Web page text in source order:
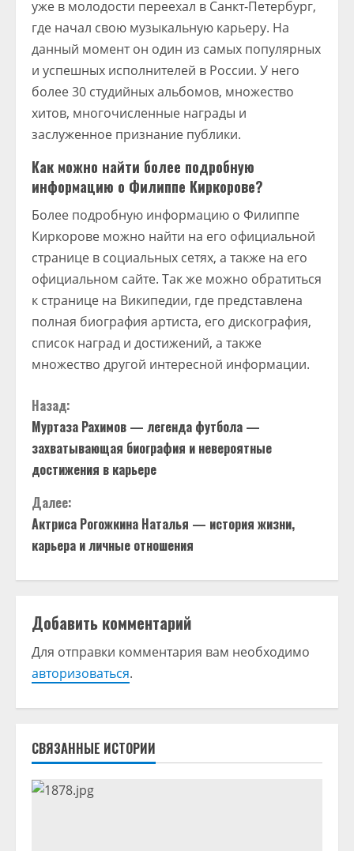
уже в молодости переехал в Санкт-Петербург,
где начал свою музыкальную карьеру. На
данный момент он один из самых популярных
и успешных исполнителей в России. У него
более 30 студийных альбомов, множество
хитов, многочисленные награды и
заслуженное признание публики.
Как можно найти более подробную
информацию о Филиппе Киркорове?
Более подробную информацию о Филиппе
Киркорове можно найти на его официальной
странице в социальных сетях, а также на его
официальном сайте. Так же можно обратиться
к странице на Википедии, где представлена
полная биография артиста, его дискография,
список наград и достижений, а также
множество другой интересной информации.
П
р
о
д
о
л
ж
и
т
ь
ч
т
Назад:
Муртаза Рахимов — легенда футбола —
захватывающая биография и невероятные
достижения в карьере
Далее:
Актриса Рогожкина Наталья — история жизни,
карьера и личные отношения
Добавить комментарий
Для отправки комментария вам необходимо
авторизоваться.
СВЯЗАННЫЕ ИСТОРИИ